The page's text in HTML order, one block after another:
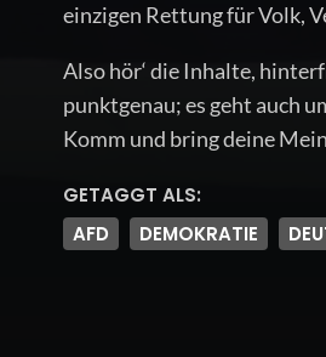
einzigen Rettung für Volk,
Also hör‘ die Inhalte,
punktgenau; es geht auch
Komm und bring deine
GETAGGT ALS:
AFD
DEMOKRATIE